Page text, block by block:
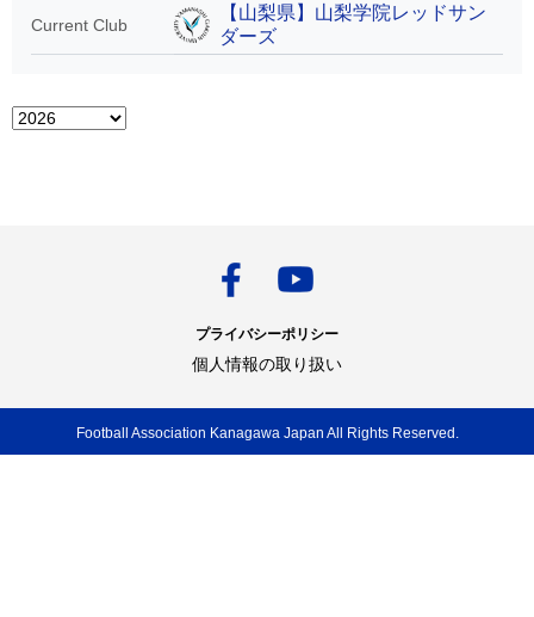
Current Club
【山梨県】山梨学院レッドサン
ダーズ
プライバシーポリシー
個人情報の取り扱い
Football Association Kanagawa Japan All Rights Reserved.